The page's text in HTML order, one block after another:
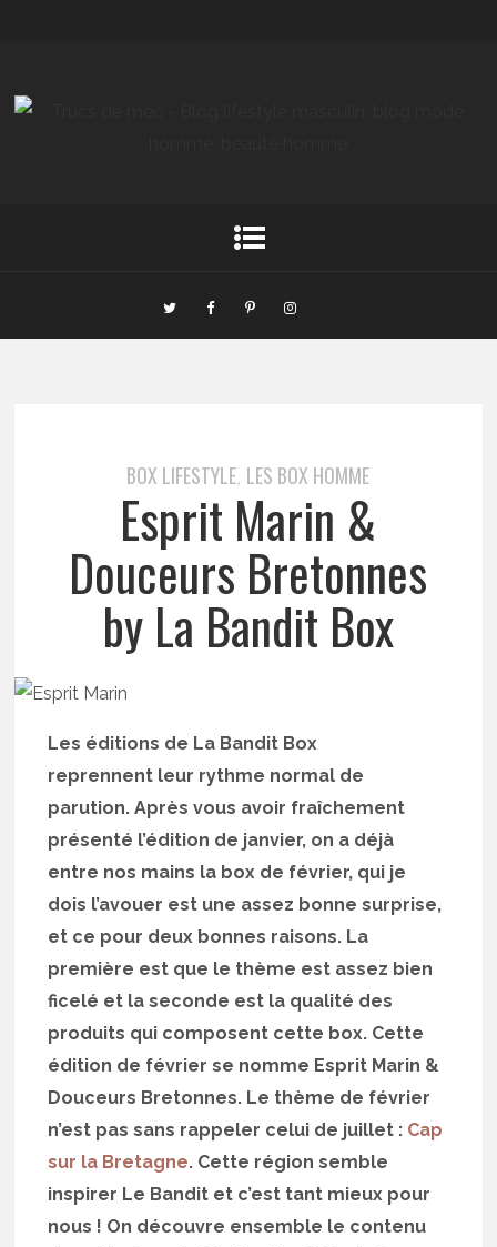
BOX LIFESTYLE, LES BOX HOMME
Esprit Marin &
Douceurs Bretonnes
by La Bandit Box
Les éditions de La Bandit Box
reprennent leur rythme normal de
parution. Après vous avoir fraîchement
présenté l’édition de janvier, on a déjà
entre nos mains la box de février, qui je
dois l’avouer est une assez bonne surprise,
et ce pour deux bonnes raisons. La
première est que le thème est assez bien
ficelé et la seconde est la qualité des
produits qui composent cette box. Cette
édition de février se nomme Esprit Marin &
Douceurs Bretonnes. Le thème de février
n’est pas sans rappeler celui de juillet : Cap
sur la Bretagne. Cette région semble
inspirer Le Bandit et c’est tant mieux pour
nous ! On découvre ensemble le contenu